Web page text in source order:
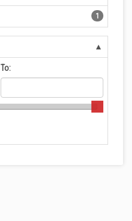
1
To: